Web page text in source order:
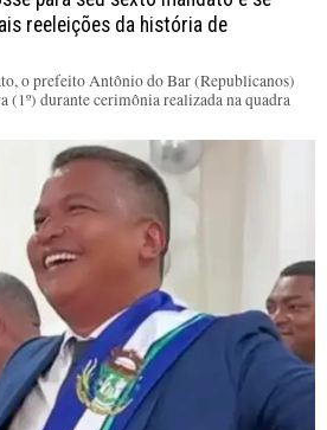
reeleições da história de
o prefeito Antônio do Bar (Republicanos)
(1º) durante cerimônia realizada na quadra